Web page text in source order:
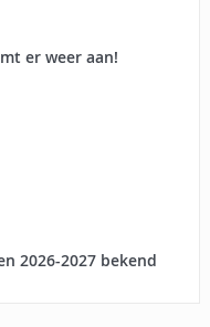
er weer aan!
2026-2027 bekend